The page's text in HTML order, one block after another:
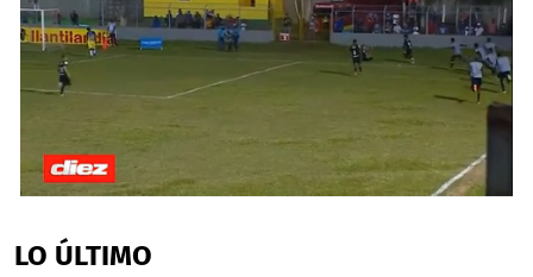
of
30
LO ÚLTIMO